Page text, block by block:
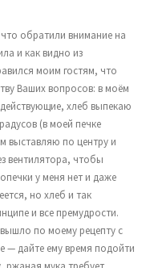
обратили внимание на
и как видно из
моим гостям, что
Ваших вопросов: в моём
хлеб выпекаю
(в моей печке
выставляю по центру и
вентилятора, чтобы
у меня нет и даже
но хлеб и так
и все премудрости.
по моему рецепту с
— дайте ему время подойти